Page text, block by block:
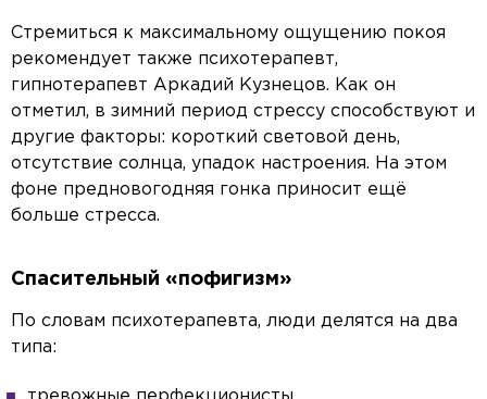
Стремиться к максимальному ощущению покоя
рекомендует также психотерапевт,
гипнотерапевт Аркадий Кузнецов. Как он
отметил, в зимний период стрессу способствуют и
другие факторы: короткий световой день,
отсутствие солнца, упадок настроения. На этом
фоне предновогодняя гонка приносит ещё
больше стресса.
Спасительный «пофигизм»
По словам психотерапевта, люди делятся на два
типа: